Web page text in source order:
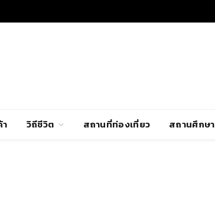
วิถีชีวิต สถานที่ท่องเที่ยว สถานศึกษา